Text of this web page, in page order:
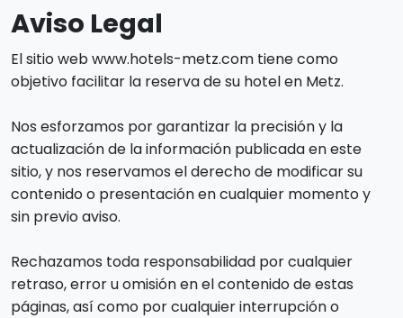
Aviso Legal
El sitio web www.hotels-metz.com tiene como
objetivo facilitar la reserva de su hotel en Metz.
Nos esforzamos por garantizar la precisión y la
actualización de la información publicada en este
sitio, y nos reservamos el derecho de modificar su
contenido o presentación en cualquier momento y
sin previo aviso.
Rechazamos toda responsabilidad por cualquier
retraso, error u omisión en el contenido de estas
páginas, así como por cualquier interrupción o